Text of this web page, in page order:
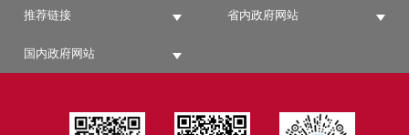
推荐链接 省内政府网站
国内政府网站